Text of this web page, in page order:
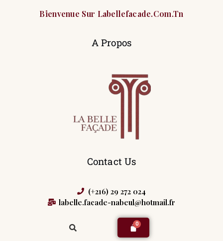
Bienvenue Sur Labellefacade.com.tn
A Propos
Contact Us
(+216) 29 272 024
labelle.facade-nabeul@hotmail.fr